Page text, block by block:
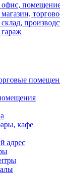
кафе
адрес